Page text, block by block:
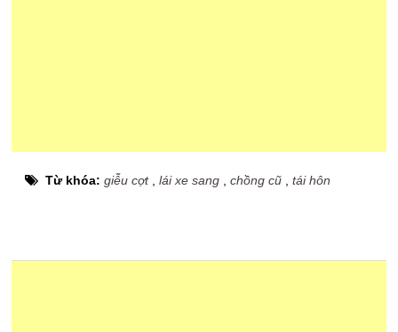
Từ khóa:giễu cợt,lái xe sang ,chồng cũ ,tái hôn